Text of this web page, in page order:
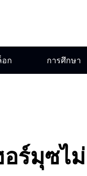
ก การศึกษา
ร์มุซไม่